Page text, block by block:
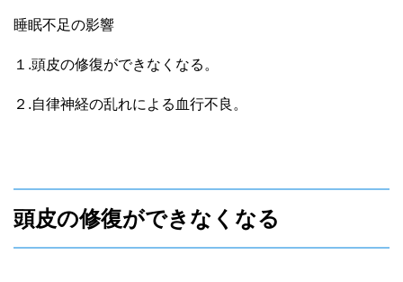
睡眠不足の影響
１.頭皮の修復ができなくなる。
２.自律神経の乱れによる血行不良。
頭皮の修復ができなくなる